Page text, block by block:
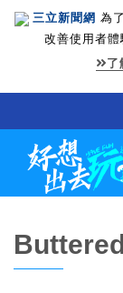
三立新聞網 為
改善使用者體
了